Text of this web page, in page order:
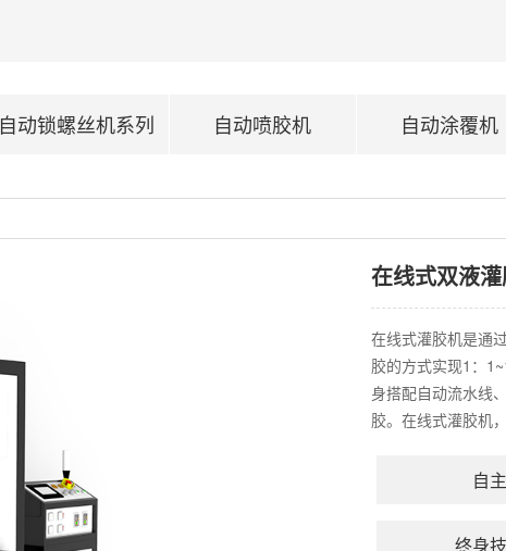
自动锁螺丝机系列 自动喷胶机 自动涂覆机
在线式双液
在线式灌胶机是通
胶的方式实现1：
身搭配自动流水线
胶。在线式灌胶机
自
终身